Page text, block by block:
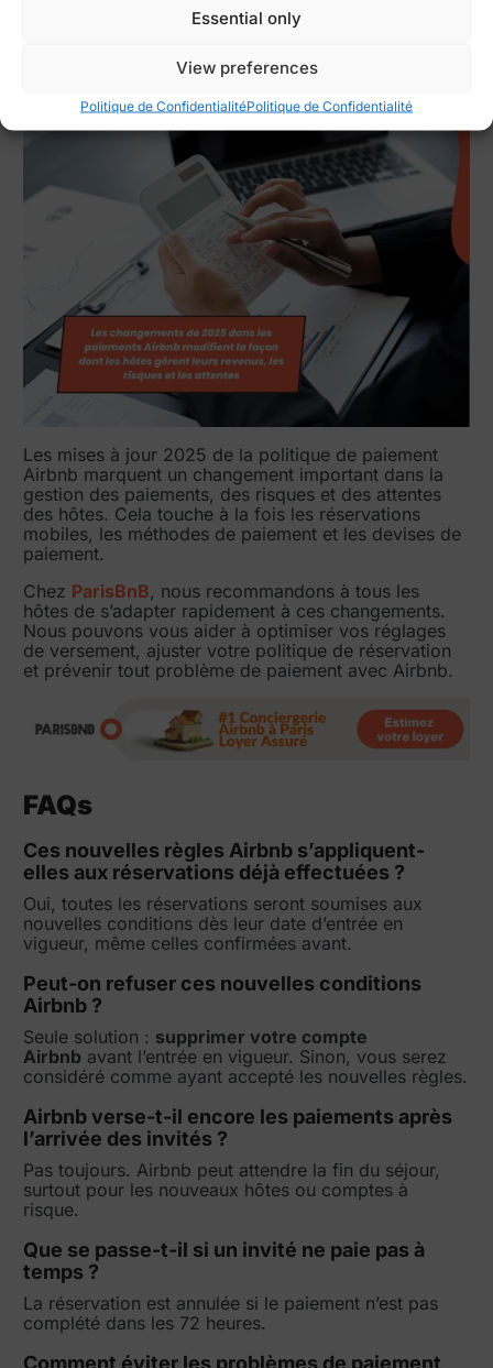
Essential only
View preferences
Politique de ConfidentialitéPolitique de Confidentialité
gardant une documentation solide
Les mises à jour 2025 de la politique de paiement
Airbnb marquent un changement important dans la
gestion des paiements, des risques et des attentes
des hôtes. Cela touche à la fois les réservations
mobiles, les méthodes de paiement et les devises de
paiement.
Chez ParisBnB, nous recommandons à tous les
hôtes de s’adapter rapidement à ces changements.
Nous pouvons vous aider à optimiser vos réglages
de versement, ajuster votre politique de réservation
et prévenir tout problème de paiement avec Airbnb.
FAQs
Ces nouvelles règles Airbnb s’appliquent-
elles aux réservations déjà effectuées ?
Oui, toutes les réservations seront soumises aux
nouvelles conditions dès leur date d’entrée en
vigueur, même celles confirmées avant.
Peut-on refuser ces nouvelles conditions
Airbnb ?
Seule solution : supprimer votre compte
Airbnb avant l’entrée en vigueur. Sinon, vous serez
considéré comme ayant accepté les nouvelles règles.
Airbnb verse-t-il encore les paiements après
l’arrivée des invités ?
Pas toujours. Airbnb peut attendre la fin du séjour,
surtout pour les nouveaux hôtes ou comptes à
risque.
Que se passe-t-il si un invité ne paie pas à
temps ?
La réservation est annulée si le paiement n’est pas
complété dans les 72 heures.
Comment éviter les problèmes de paiement